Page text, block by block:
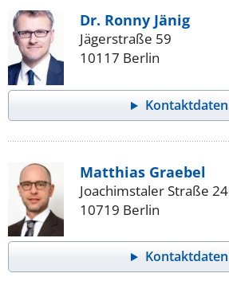
Dr. Ronny Jänig
Jägerstraße 59
10117 Berlin
Kontaktdaten
Matthias Graebel
Joachimstaler Straße 24
10719 Berlin
Kontaktdaten